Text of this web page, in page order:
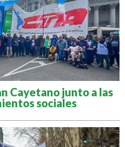
Cayetano junto a las
sociales